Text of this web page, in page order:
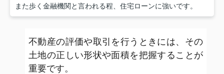
また歩く金融機関と言われる程、住宅ローンに強いです。
不動産の評価や取引を行うときには、その
土地の正しい形状や面積を把握することが
重要です。